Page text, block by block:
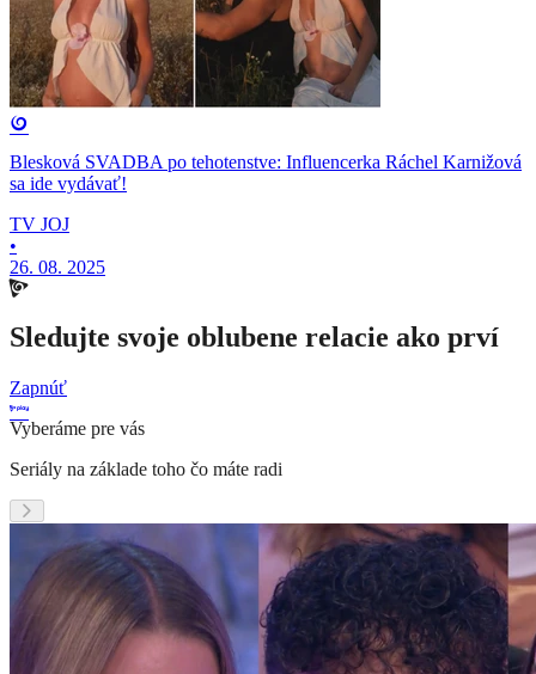
Blesková SVADBA po tehotenstve: Influencerka Ráchel Karnižová
sa ide vydávať!
TV JOJ
•
26. 08. 2025
Sledujte svoje oblubene relacie ako prví
Zapnúť
Vyberáme pre vás
Seriály na základe toho čo máte radi